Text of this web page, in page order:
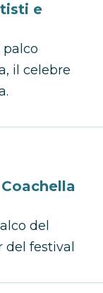
e
palco
il celebre
del
festival